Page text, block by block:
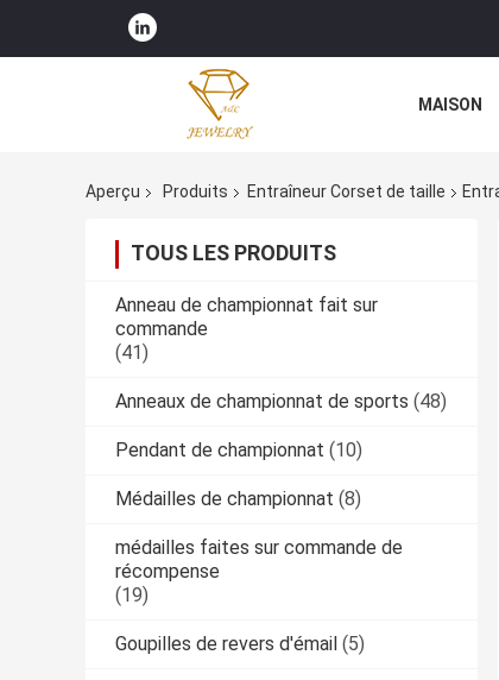
MAISON
Aperçu Produits Entraîneur Corset de taille
TOUS LES PRODUITS
Anneau de championnat fait sur
commande
(41)
Anneaux de championnat de sports (48)
Pendant de championnat (10)
Médailles de championnat (8)
médailles faites sur commande de
récompense
(19)
Goupilles de revers d'émail (5)